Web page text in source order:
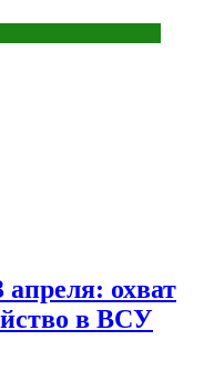
охват
в ВСУ